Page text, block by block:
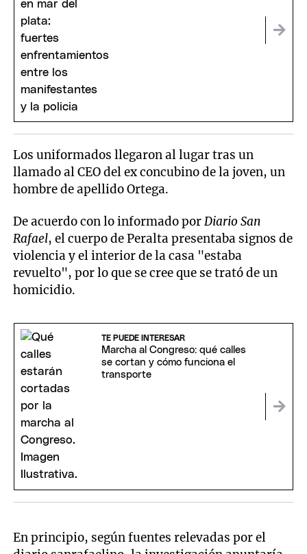
Los uniformados llegaron al lugar tras un
llamado al CEO del ex concubino de la joven, un
hombre de apellido Ortega.
De acuerdo con lo informado porDiario San
Rafael, el cuerpo de Peralta presentaba signos de
violencia y el interior de la casa "estaba
revuelto", por lo que se cree que se trató de un
homicidio.
TE PUEDE INTERESAR
Marcha al Congreso: qué calles
se cortan y cómo funciona el
transporte
En principio, según fuentes relevadas por el